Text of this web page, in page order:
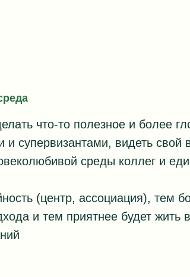
что-то полезное и более
и супервизантами, видеть свой
среды коллег и
(центр, ассоциация), тем
и тем приятнее будет